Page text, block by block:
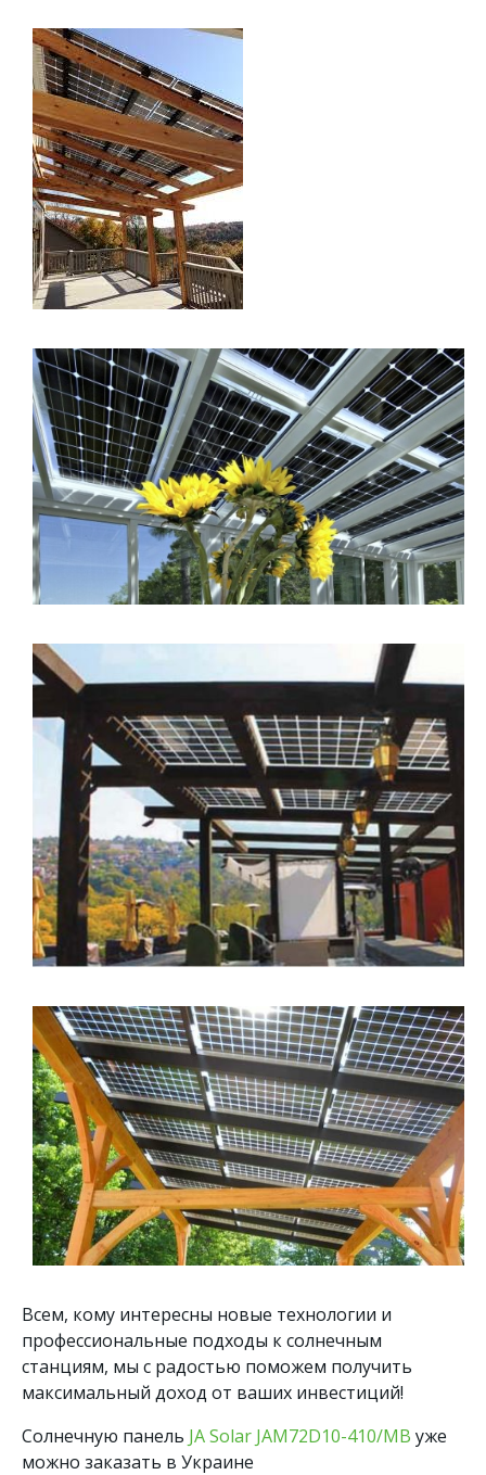
Всем, кому интересны новые технологии и
профессиональные подходы к солнечным
станциям, мы с радостью поможем получить
максимальный доход от ваших инвестиций!
Солнечную панель JA Solar JAM72D10-410/MB уже
можно заказать в Украине